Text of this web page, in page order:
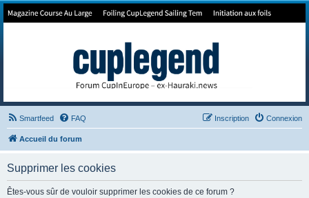
Forum de Cup In Europe
Smartfeed FAQ Connexion
Inscription
Accueil du forum
Supprimer les cookies
Êtes-vous sûr de vouloir supprimer les cookies de ce forum ?